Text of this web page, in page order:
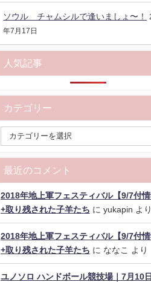
ソウル チャムシルで逢いましょ〜！
年7月17日
人気記事
カテゴリー
最近のコメント
2018年地上軍フェスティバル【9/7付情
+取り残された子羊たち に yukapin より
2018年地上軍フェスティバル【9/7付情
+取り残された子羊たち に ななこ より
ユノソロ ハンドボール競技場｜7月10